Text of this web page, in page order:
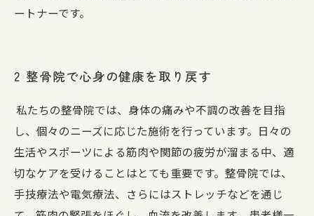
ートナーです。
2 整骨院で心身の健康を取り戻す
私たちの整骨院では、身体の痛みや不調の改善を目指
し、個々のニーズに応じた施術を行っています。日々の
生活やスポーツによる筋肉や関節の疲労が溜まる中、適
切なケアを受けることはとても重要です。整骨院では、
手技療法や電気療法、さらにはストレッチなどを通じ